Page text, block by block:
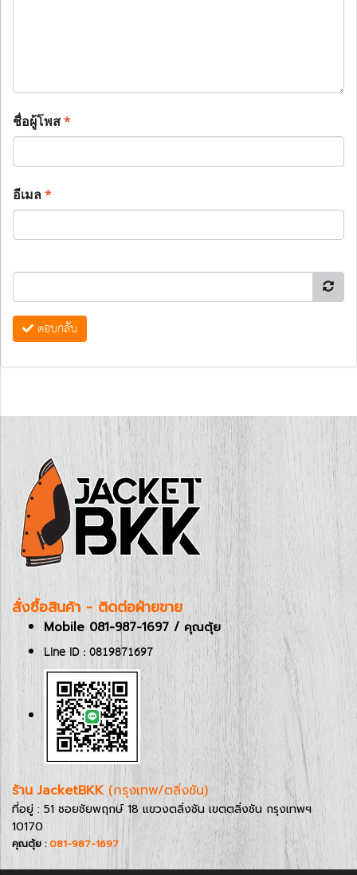
ชื่อผู้โพส*
อีเมล*
ตอบกลับ
สั่งซื้อสินค้า - ติดต่อฝ่ายขาย
Mobile 081-987-1697 / คุณตุ้ย
Line ID : 0819871697
ร้าน JacketBKK (กรุงเทพ/ตลิ่งชัน)
ที่อยู่ : 51 ซอยชัยพฤกษ์ 18 แขวงตลิ่งชัน เขตตลิ่งชัน กรุงเทพฯ
10170
คุณตุ้ย :081-987-1697